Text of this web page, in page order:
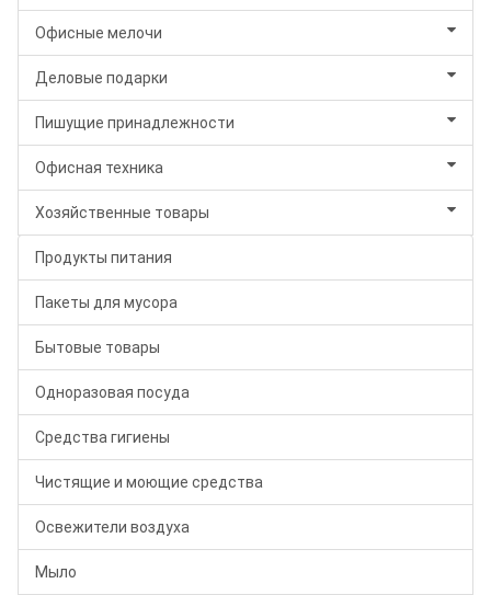
Офисные мелочи
Деловые подарки
Пишущие принадлежности
Офисная техника
Хозяйственные товары
Продукты питания
Пакеты для мусора
Бытовые товары
Одноразовая посуда
Средства гигиены
Чистящие и моющие средства
Освежители воздуха
Мыло